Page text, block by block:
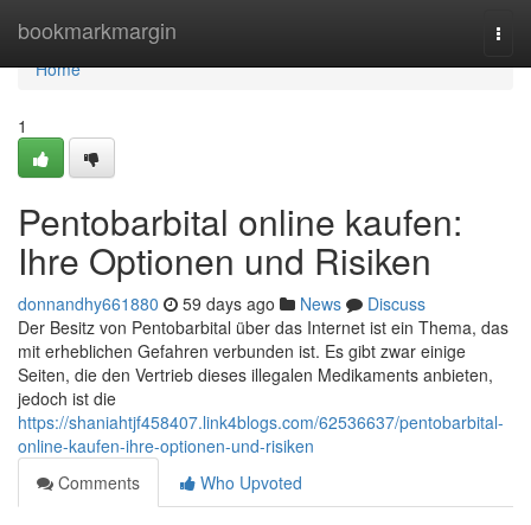
bookmarkmargin
Home
Home
1
Pentobarbital online kaufen:
Ihre Optionen und Risiken
donnandhy661880 59 days ago News
Discuss
Der Besitz von Pentobarbital über das Internet ist ein Thema, das
mit erheblichen Gefahren verbunden ist. Es gibt zwar einige
Seiten, die den Vertrieb dieses illegalen Medikaments anbieten,
jedoch ist die
https://shaniahtjf458407.link4blogs.com/62536637/pentobarbital-
online-kaufen-ihre-optionen-und-risiken
Comments
Who Upvoted